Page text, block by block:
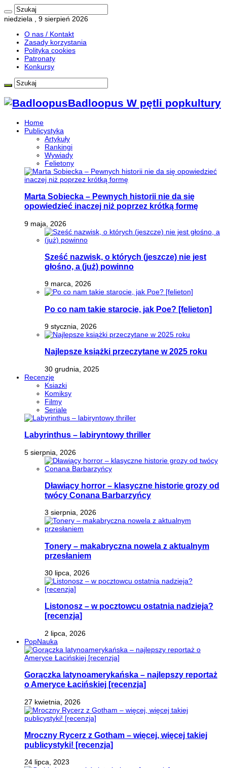
niedziela , 9 sierpień 2026
O nas / Kontakt
Zasady korzystania
Polityka cookies
Patronaty
Konkursy
Badloopus W pętli popkultury
Home
Publicystyka
Artykuły
Rankingi
Wywiady
Felietony
Marta Sobiecka – Pewnych historii nie da się
opowiedzieć inaczej niż poprzez krótką formę
9 maja, 2026
Sześć nazwisk, o których (jeszcze) nie jest
głośno, a (już) powinno
9 marca, 2026
Po co nam takie starocie, jak Poe? [felieton]
9 stycznia, 2026
Najlepsze książki przeczytane w 2025 roku
30 grudnia, 2025
Recenzje
Ksiazki
Komiksy
Filmy
Seriale
Labyrinthus – labiryntowy thriller
5 sierpnia, 2026
Dławiący horror – klasyczne historie grozy od
twócy Conana Barbarzyńcy
3 sierpnia, 2026
Tonery – makabryczna nowela z aktualnym
przesłaniem
30 lipca, 2026
Listonosz – w pocztowcu ostatnia nadzieja?
[recenzja]
2 lipca, 2026
PopNauka
Gorączka latynoamerykańska – najlepszy reportaż
o Ameryce Łacińskiej [recenzja]
27 kwietnia, 2026
Mroczny Rycerz z Gotham – więcej, więcej takiej
publicystyki! [recenzja]
24 lipca, 2023